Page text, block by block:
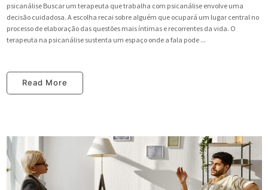
psicanálise Buscar um terapeuta que trabalha com psicanálise envolve uma
decisão cuidadosa. A escolha recai sobre alguém que ocupará um lugar central no
processo de elaboração das questões mais íntimas e recorrentes da vida. O
terapeuta na psicanálise sustenta um espaço onde a fala pode ...
Read More